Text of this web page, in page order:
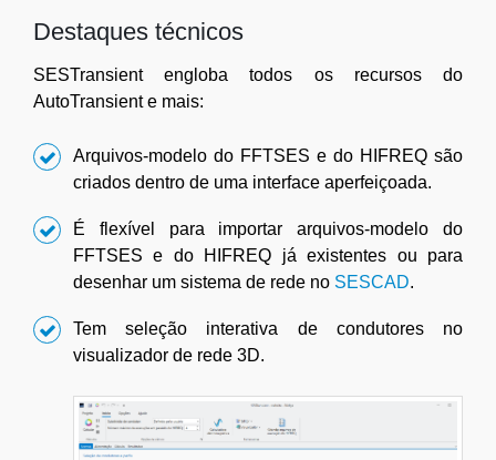
Destaques técnicos
SESTransient engloba todos os recursos do
AutoTransient e mais:
Arquivos-modelo do FFTSES e do HIFREQ são
criados dentro de uma interface aperfeiçoada.
É flexível para importar arquivos-modelo do
FFTSES e do HIFREQ já existentes ou para
desenhar um sistema de rede no SESCAD.
Tem seleção interativa de condutores no
visualizador de rede 3D.